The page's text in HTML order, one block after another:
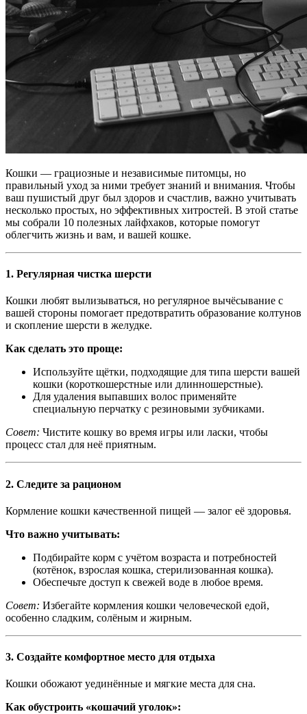
Кошки — грациозные и независимые питомцы, но
правильный уход за ними требует знаний и внимания. Чтобы
ваш пушистый друг был здоров и счастлив, важно учитывать
несколько простых, но эффективных хитростей. В этой статье
мы собрали 10 полезных лайфхаков, которые помогут
облегчить жизнь и вам, и вашей кошке.
1. Регулярная чистка шерсти
Кошки любят вылизываться, но регулярное вычёсывание с
вашей стороны помогает предотвратить образование колтунов
и скопление шерсти в желудке.
Как сделать это проще:
Используйте щётки, подходящие для типа шерсти вашей
кошки (короткошерстные или длинношерстные).
Для удаления выпавших волос применяйте
специальную перчатку с резиновыми зубчиками.
Совет: Чистите кошку во время игры или ласки, чтобы
процесс стал для неё приятным.
2. Следите за рационом
Кормление кошки качественной пищей — залог её здоровья.
Что важно учитывать:
Подбирайте корм с учётом возраста и потребностей
(котёнок, взрослая кошка, стерилизованная кошка).
Обеспечьте доступ к свежей воде в любое время.
Совет: Избегайте кормления кошки человеческой едой,
особенно сладким, солёным и жирным.
3. Создайте комфортное место для отдыха
Кошки обожают уединённые и мягкие места для сна.
Как обустроить «кошачий уголок»: